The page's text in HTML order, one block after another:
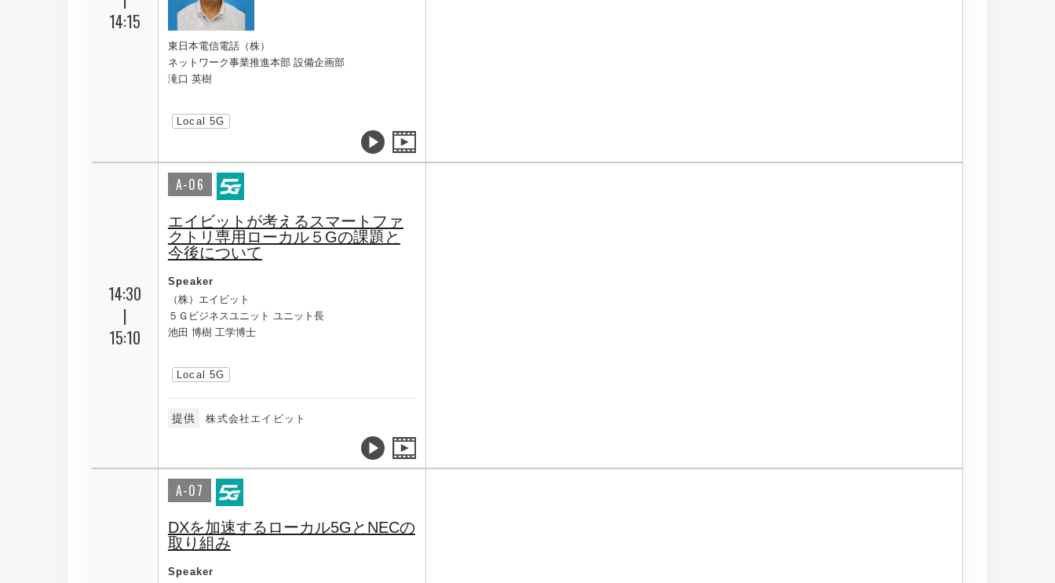
14:15
東日本電信電話（株）
ネットワーク事業推進本部 設備企画部
滝口 英樹
Local 5G
14:30
|
15:10
A-06
エイビットが考えるスマートファ
クトリ専用ローカル５Gの課題と
今後について
Speaker
（株）エイビット
５Ｇビジネスユニット ユニット長
池田 博樹 工学博士
Local 5G
提供 株式会社エイビット
A-07
DXを加速するローカル5GとNECの
取り組み
Speaker